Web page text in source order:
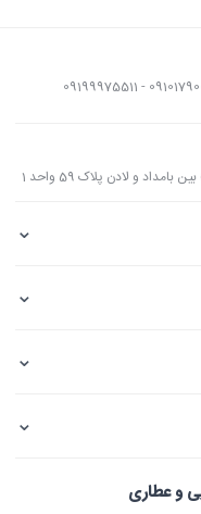
و لادن پلاک 59 واحد 1
⌄
⌄
⌄
⌄
و عطاری